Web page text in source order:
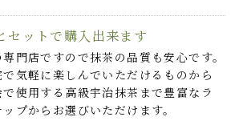
セットで購入出来ます
門店ですので抹茶の品質も安心です。
で気軽に楽しんでいただけるものから
で使用する高級宇治抹茶まで豊富なラ
プからお選びいただけます。